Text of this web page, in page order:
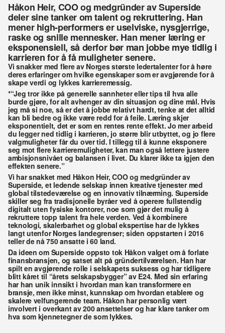
Håkon Heir, COO og medgründer av Superside
deler sine tanker om talent og rekruttering. Han
mener high-performers er uselviske, nysgjerrige,
raske og snille mennesker. Han mener læring er
eksponensiell, så derfor bør man jobbe mye tidlig i
karrieren for å få muligheter senere.
Vi snakker med flere av Norges største ledertalenter for å høre
deres erfaringer om hvilke egenskaper som er avgjørende for å
skape verdi og lykkes karrieremessig.
*“Jeg tror ikke på generelle sannheter eller tips til hva alle
burde gjøre, for alt avhenger av din situasjon og dine mål. Hvis
jeg må si noe, så er det å jobbe relativt hardt, tenke at det alltid
kan bli bedre og ikke være redd for å feile. Læring skjer
eksponentielt, det er som en rentes rente effekt. Jo mer arbeid
du legger ned tidlig i karrieren, jo større blir utbyttet, og jo flere
valgmuligheter får du over tid. I tillegg til å kunne eksponere
seg mot flere karrieremuligheter, kan man også lettere justere
ambisjonsnivået og balansen i livet. Du klarer ikke ta igjen den
effekten senere.”
Vi har snakket med Håkon Heir, COO og medgründer av
Superside, et ledende selskap innen kreative tjenester med
global tilstedeværelse og en innovativ tilnærming. Superside
skiller seg fra tradisjonelle byråer ved å operere fullstendig
digitalt uten fysiske kontorer, noe som gjør det mulig å
rekruttere topp talent fra hele verden. Ved å kombinere
teknologi, skalerbarhet og global ekspertise har de lykkes
langt utenfor Norges landegrenser; siden oppstarten i 2016
teller de nå 750 ansatte i 60 land.
Da ideen om Superside oppsto tok Håkon valget om å forlate
finansbransjen, og satset alt på gründertilværelsen. Han har
spilt en avgjørende rolle i selskapets suksess og har tidligere
blitt kåret til “årets selskapsbygger” av E24. Med sin erfaring
har han unik innsikt i hvordan man kan transformere en
bransje, men ikke minst, kunnskap om hvordan etablere og
skalere velfungerende team. Håkon har personlig vært
involvert i overkant av 200 ansettelser og har klare tanker om
hva som kjennetegner de som lykkes.